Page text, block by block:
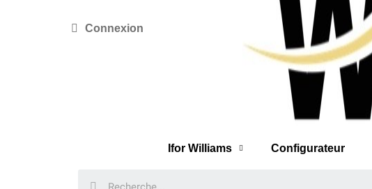
Connexion
Ifor Williams Configurateur